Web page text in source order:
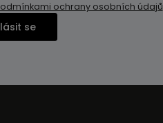
ochrany osobních údajů
se